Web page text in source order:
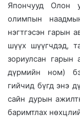
Япончууд Олон
олимпын
нэгтгэсэн гарын
шүүх шүүгчдэд,
зориулсан гарын
дүрмийн ном)
гийчид бүгд энэ
сайн дурын
баримтлах